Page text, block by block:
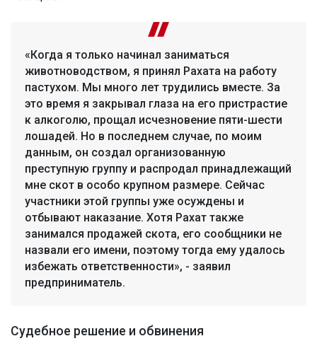
«Когда я только начинал заниматься
животноводством, я принял Рахата на работу
пастухом. Мы много лет трудились вместе. За
это время я закрывал глаза на его пристрастие
к алкоголю, прощал исчезновение пяти-шести
лошадей. Но в последнем случае, по моим
данным, он создал организованную
преступную группу и распродал принадлежащий
мне скот в особо крупном размере. Сейчас
участники этой группы уже осуждены и
отбывают наказание. Хотя Рахат также
занимался продажей скота, его сообщники не
назвали его имени, поэтому тогда ему удалось
избежать ответственности», - заявил
предприниматель.
Судебное решение и обвинения